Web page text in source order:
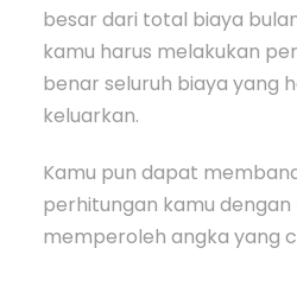
besar dari total biaya
kamu harus melakukan
benar seluruh biaya yang
keluarkan.
Kamu pun dapat
perhitungan kamu
memperoleh angka yang